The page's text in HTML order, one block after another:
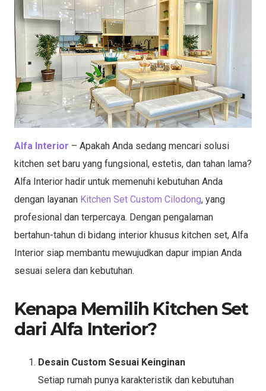
Alfa Interior – Apakah Anda sedang mencari solusi
kitchen set baru yang fungsional, estetis, dan tahan lama?
Alfa Interior hadir untuk memenuhi kebutuhan Anda
dengan layanan Kitchen Set Custom Cilodong, yang
profesional dan terpercaya. Dengan pengalaman
bertahun-tahun di bidang interior khusus kitchen set, Alfa
Interior siap membantu mewujudkan dapur impian Anda
sesuai selera dan kebutuhan.
Kenapa Memilih Kitchen Set
dari Alfa Interior?
Desain Custom Sesuai Keinginan
Setiap rumah punya karakteristik dan kebutuhan